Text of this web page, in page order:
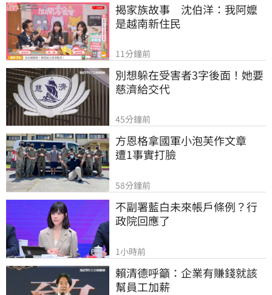
揭家族故事　沈伯洋：我阿嬤
是越南新住民
11分鐘前
別想躲在受害者3字後面！她要
慈濟給交代
45分鐘前
方恩格拿國軍小泡芙作文章
遭1事實打臉
58分鐘前
不副署藍白未來帳戶條例？行
政院回應了
1小時前
賴清德呼籲：企業有賺錢就該
幫員工加薪